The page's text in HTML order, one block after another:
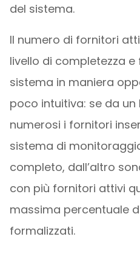
del sistema.
Il numero di fornitori
livello di completezza
sistema in maniera
poco intuitiva: se da
numerosi i fornitori
sistema di
completo, dall’altro
con più fornitori attivi
massima percentuale
formalizzati.